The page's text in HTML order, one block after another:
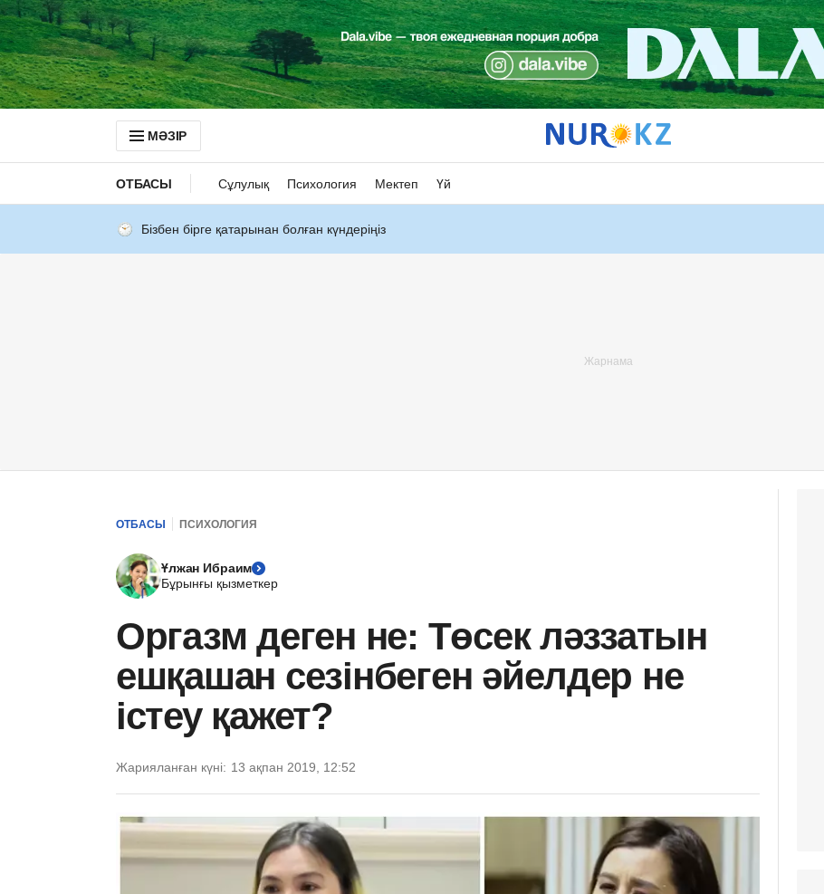
МӘЗІР
ОТБАСЫ Сұлулық Психология Мектеп Үй
Бізбен бірге қатарынан болған күндеріңіз
ОТБАСЫ ПСИХОЛОГИЯ
Ұлжан Ибраим
Бұрынғы қызметкер
Оргазм деген не: Төсек ләззатын
ешқашан сезінбеген әйелдер не
істеу қажет?
Жарияланған күні: 13 ақпан 2019, 12:52